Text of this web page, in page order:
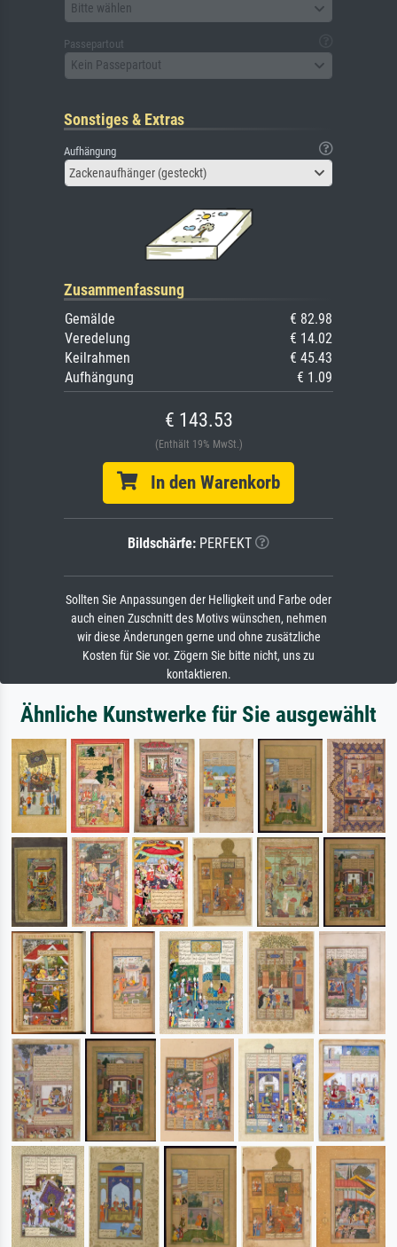
Bitte wählen
Passepartout
Kein Passepartout
Sonstiges & Extras
Aufhängung
Zackenaufhänger (gesteckt)
Zusammenfassung
Gemälde
€ 82.98
Veredelung
€ 14.02
Keilrahmen
€ 45.43
Aufhängung
€ 1.09
€ 143.53
(Enthält 19% MwSt.)
In den Warenkorb
Bildschärfe: PERFEKT
Sollten Sie Anpassungen der Helligkeit und Farbe oder
auch einen Zuschnitt des Motivs wünschen, nehmen
wir diese Änderungen gerne und ohne zusätzliche
Kosten für Sie vor. Zögern Sie bitte nicht, uns zu
kontaktieren.
Ähnliche Kunstwerke für Sie ausgewählt